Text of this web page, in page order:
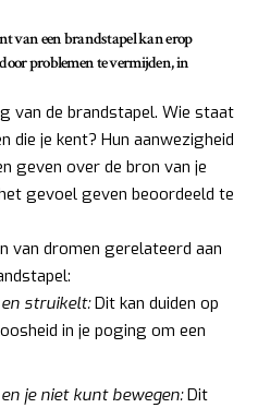
van een brandstapel kan erop
problemen te vermijden, in
van de brandstapel. Wie staat
die je kent? Hun aanwezigheid
geven over de bron van je
gevoel geven beoordeeld te
van dromen gerelateerd aan
struikelt:Dit kan duiden op
in je poging om een
je niet kunt bewegen:Dit